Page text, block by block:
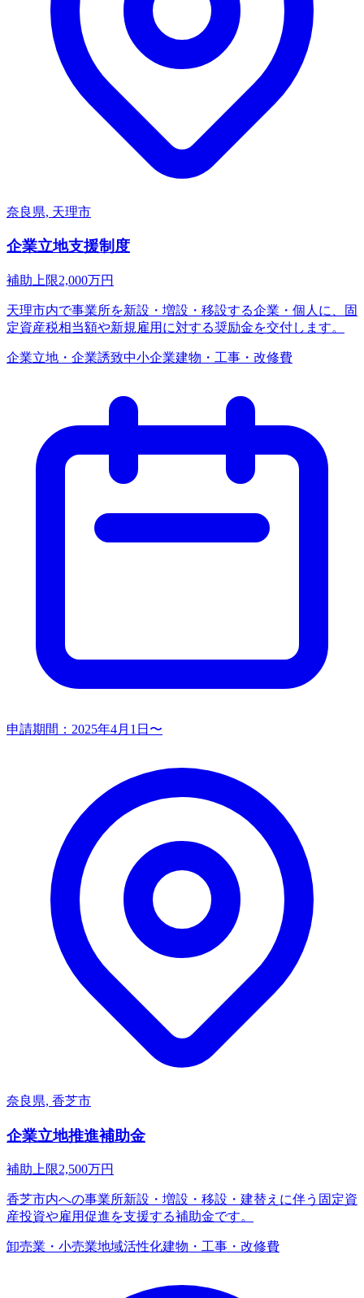
奈良県, 天理市
企業立地支援制度
補助上限2,000万円
天理市内で事業所を新設・増設・移設する企業・個人に、固
定資産税相当額や新規雇用に対する奨励金を交付します。
企業立地・企業誘致中小企業建物・工事・改修費
申請期間： 2025年4月1日〜
奈良県, 香芝市
企業立地推進補助金
補助上限2,500万円
香芝市内への事業所新設・増設・移設・建替えに伴う固定資
産投資や雇用促進を支援する補助金です。
卸売業・小売業地域活性化建物・工事・改修費